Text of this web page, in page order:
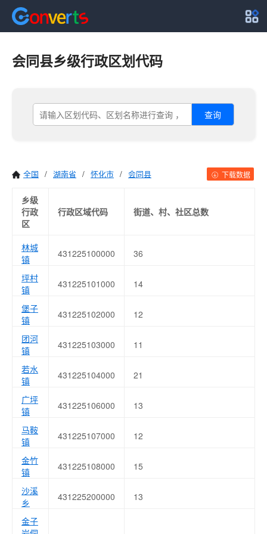
会同县乡级行政区划代码
查询
全国 / 湖南省 / 怀化市 / 会同县 下载数据
乡级
行政
区
行政区域代码 街道、村、社区总数
林城
镇
431225100000 36
坪村
镇
431225101000 14
堡子
镇
431225102000 12
团河
镇
431225103000 11
若水
镇
431225104000 21
广坪
镇
431225106000 13
马鞍
镇
431225107000 12
金竹
镇
431225108000 15
沙溪
乡
431225200000 13
金子